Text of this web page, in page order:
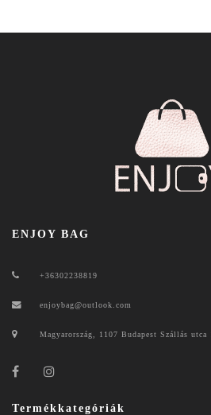
ENJOY BAG
+36302238819
enjoybag@outlook.com
Magyarország, 1107 Budapest Szállás utca
Termékkategóriák